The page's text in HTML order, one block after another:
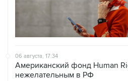
06 августа, 17:34
Американский фонд Human
нежелательным в РФ